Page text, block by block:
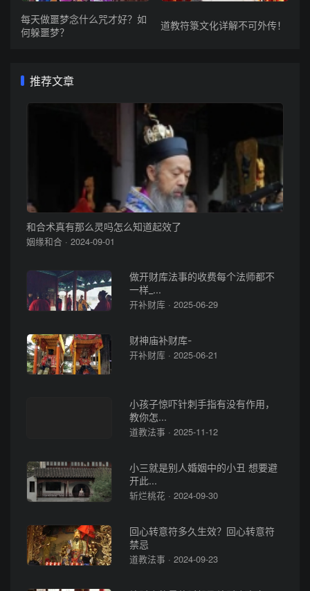
每天做噩梦念什么咒才好？如
何躲噩梦？
道教符箓文化详解不可外传！
推荐文章
和合术真有那么灵吗怎么知道起效了
姻缘和合 · 2024-09-01
做开财库法事的收费每个法师都不
一样_...
开补财库 · 2025-06-29
财神庙补财库-
开补财库 · 2025-06-21
小孩子惊吓针刺手指有没有作用，
教你怎...
道教法事 · 2025-11-12
小三就是别人婚姻中的小丑 想要避
开此...
斩烂桃花 · 2024-09-30
回心转意符多久生效？回心转意符
禁忌
道教法事 · 2024-09-23